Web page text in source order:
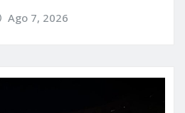
Ago 7, 2026